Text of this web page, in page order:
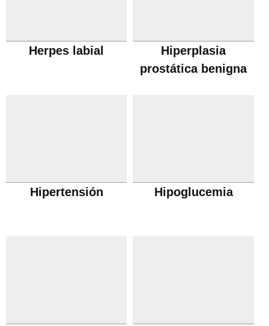
Herpes labial
Hiperplasia
prostática benigna
Hipertensión Hipoglucemia